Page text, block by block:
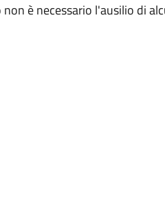
non è necessario l'ausilio di